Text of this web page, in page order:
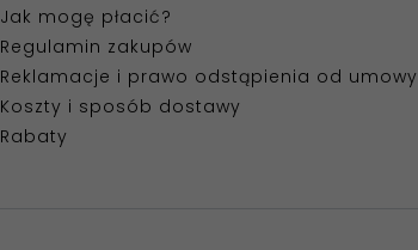
Jak mogę płacić?
Regulamin zakupów
Reklamacje i prawo odstąpienia od umowy
Koszty i sposób dostawy
Rabaty